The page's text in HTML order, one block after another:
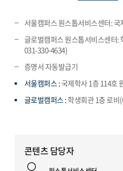
서울캠퍼스 원스톱서비스센터:
글로벌캠퍼스 원스톱서비스센터
031-330-4634)
증명서 자동발급기
서울캠퍼스 :국제학사 1층 114호
글로벌캠퍼스 :학생회관 1층 로비
콘텐츠 담당자